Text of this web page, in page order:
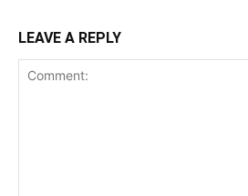
LEAVE A REPLY